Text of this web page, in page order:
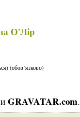
О'Лір
(обов’язково)
GRAVATAR.com.